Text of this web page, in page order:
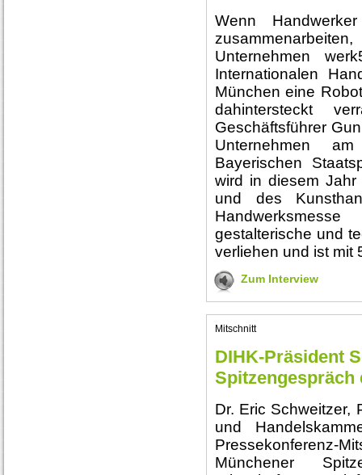
Wenn
Unternehmen
Internationalen
München eine
dahintersteckt
Geschäftsführer
Unternehmen
Bayerischen
wird in diesem
und des
gestalterische und
verliehen und ist mit
Zum Interview
Mitschnitt
DIHK-Präsident
Spitzengespräch
Dr. Eric Schweitzer,
und
Pressekonferenz-
Münchener